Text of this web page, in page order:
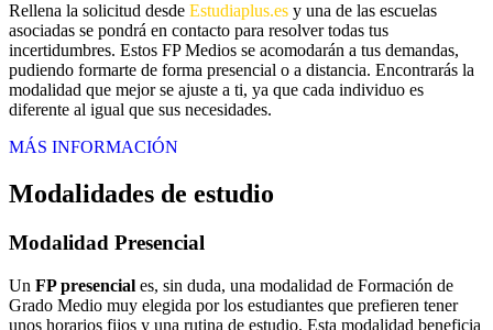
Rellena la solicitud desde Estudiaplus.es y una de las escuelas
asociadas se pondrá en contacto para resolver todas tus
incertidumbres. Estos FP Medios se acomodarán a tus demandas,
pudiendo formarte de forma presencial o a distancia. Encontrarás la
modalidad que mejor se ajuste a ti, ya que cada individuo es
diferente al igual que sus necesidades.
MÁS INFORMACIÓN
Modalidades de estudio
Modalidad Presencial
Un FP presencial es, sin duda, una modalidad de Formación de
Grado Medio muy elegida por los estudiantes que prefieren tener
unos horarios fijos y una rutina de estudio. Esta modalidad beneficia